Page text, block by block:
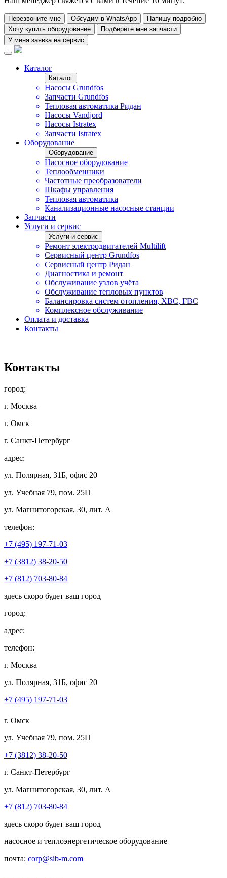
Перезвоните мне Обсудим в WhatsApp
Напишу подробно
Хочу купить оборудование
Подберите мне запчасти
У меня заявка на сервис
Каталог
Каталог
Насосы Grundfos
Запчасти Grundfos
Тепловая автоматика Ридан
Насосы Vandjord
Насосы Istratex
Запчасти Istratex
Оборудование
Оборудование
Насосное оборудование
Теплообменники
Частотные преобразователи
Шкафы управления
Тепловая автоматика
Канализационные насосные станции
Запчасти
Услуги и сервис
Услуги и сервис
Ремонт электродвигателей Multilift
Сервисный центр Grundfos
Сервисный центр Ридан
Диагностика и ремонт
Обслуживание узлов учёта
Обслуживание тепловых пунктов
Балансировка систем отопления, ХВС, ГВС
Комплексное обслуживание
Оплата и доставка
Контакты
Контакты
город:
г. Москва
г. Омск
г. Санкт-Петербург
адрес:
ул. Полярная, 31Б, офис 20
ул. Учебная 79, пом. 25П
ул. Магнитогорская, 30, лит. А
телефон:
+7 (495) 197-71-03
+7 (3812) 38-20-50
+7 (812) 703-80-84
здесь скоро будет ваш город
город:
адрес:
телефон:
г. Москва
ул. Полярная, 31Б, офис 20
+7 (495) 197-71-03
г. Омск
ул. Учебная 79, пом. 25П
+7 (3812) 38-20-50
г. Санкт-Петербург
ул. Магнитогорская, 30, лит. А
+7 (812) 703-80-84
здесь скоро будет ваш город
насосное и теплоэнергетическое оборудование
почта: corp@sib-m.com